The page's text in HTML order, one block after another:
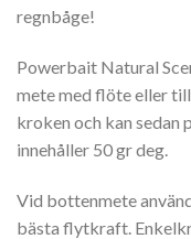
regnbåge!
Powerbait Natural
mete med flöte eller
kroken och kan sedan
innehåller 50 gr deg.
Vid bottenmete
bästa flytkraft.